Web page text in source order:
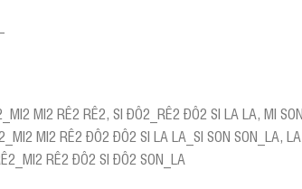
MI2 RÊ2 RÊ2, SI ĐÔ2_RÊ2 ĐÔ2 SI LA LA, MI
MI2 RÊ2 ĐÔ2 ĐÔ2 SI LA LA_SI SON SON_LA,
RÊ2 ĐÔ2 SI ĐÔ2 SON_LA